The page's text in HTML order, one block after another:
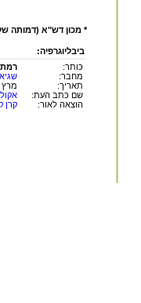
* מכון דש"א (דמותה
ביבליוגרפיה:
כותר:
רמת
מחבר:
תאריך:
מרץ 2001 , גליון 6
שם כתב העת:
הוצאה לאור:
קרן